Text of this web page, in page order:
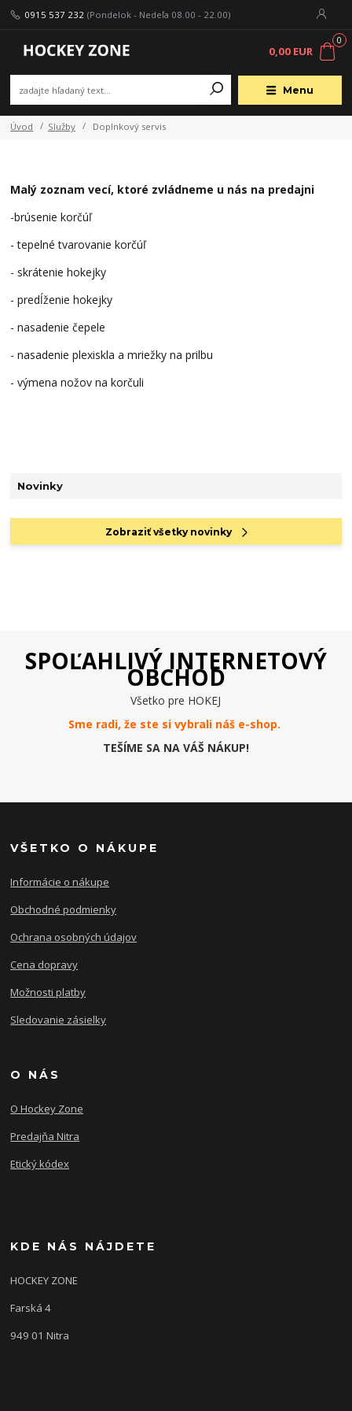
Menu
0915 537 232 (Pondelok - Nedeľa 08.00 - 22.00)
0
0,00 EUR
Úvod Služby Doplnkový servis
Novinky
Zobraziť všetky novinky
Malý zoznam vecí, ktoré zvládneme u nás na predajni
-brúsenie korčúľ
- tepelné tvarovanie korčúľ
- skrátenie hokejky
- predĺženie hokejky
- nasadenie čepele
- nasadenie plexiskla a mriežky na prilbu
- výmena nožov na korčuli
SPOĽAHLIVÝ INTERNETOVÝ
OBCHOD
Všetko pre HOKEJ
Sme radi, že ste si vybrali náš e-shop.
TEŠÍME SA NA VÁŠ NÁKUP!
VŠETKO O NÁKUPE
Informácie o nákupe
Obchodné podmienky
Ochrana osobných údajov
Cena dopravy
Možnosti platby
Sledovanie zásielky
O NÁS
O Hockey Zone
Predajňa Nitra
Etický kódex
KDE NÁS NÁJDETE
HOCKEY ZONE
Farská 4
949 01 Nitra